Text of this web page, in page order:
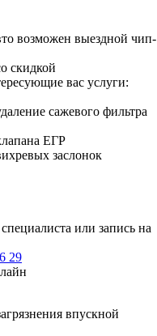
возможен выездной чип-
скидкой
вас услуги:
сажевого фильтра
ЕГР
заслонок
или запись на
29
впускной